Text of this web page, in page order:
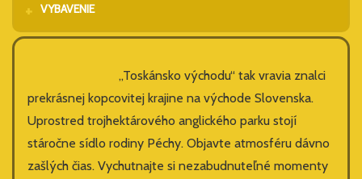
VYBAVENIE
„Toskánsko východu“ tak vravia znalci
prekrásnej kopcovitej krajine na východe Slovenska.
Uprostred trojhektárového anglického parku stojí
stáročne sídlo rodiny Péchy. Objavte atmosféru dávno
zašlých čias. Vychutnajte si nezabudnuteľné momenty